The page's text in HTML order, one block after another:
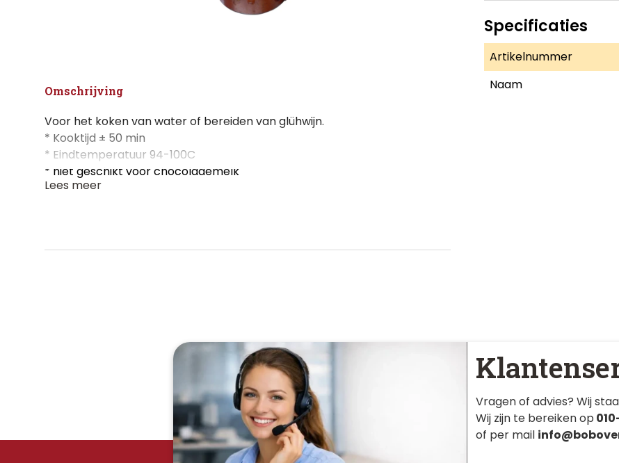
Omschrijving
Voor het koken van water of bereiden van glühwijn.
* Kooktijd ± 50 min
* Eindtemperatuur 94-100C
* niet geschikt voor chocolademelk
Lees meer
Specificaties
Artikelnummer
Naam
Vragen of advies? Wij
Wij zijn te bereiken op
of per mail